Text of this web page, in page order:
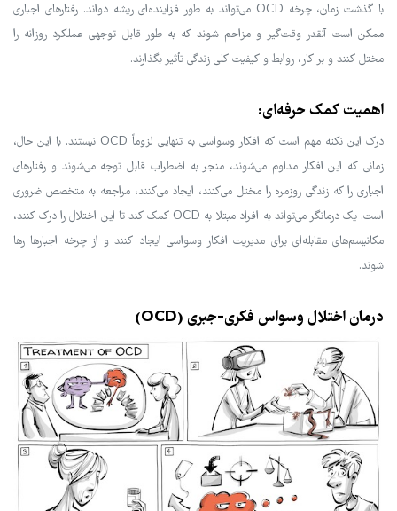
با گذشت زمان، چرخه OCD می‌تواند به طور فزاینده‌ای ریشه دواند. رفتارهای اجباری
ممکن است آنقدر وقت‌گیر و مزاحم شوند که به طور قابل توجهی عملکرد روزانه را
مختل کنند و بر کار، روابط و کیفیت کلی زندگی تأثیر بگذارند.
اهمیت کمک حرفه‌ای:
درک این نکته مهم است که افکار وسواسی به تنهایی لزوماً OCD نیستند. با این حال،
زمانی که این افکار مداوم می‌شوند، منجر به اضطراب قابل توجه می‌شوند و رفتارهای
اجباری را که زندگی روزمره را مختل می‌کنند، ایجاد می‌کنند، مراجعه به متخصص ضروری
است. یک درمانگر می‌تواند به افراد مبتلا به OCD کمک کند تا این اختلال را درک کنند،
مکانیسم‌های مقابله‌ای برای مدیریت افکار وسواسی ایجاد کنند و از چرخه اجبارها رها
شوند.
درمان اختلال وسواس فکری-جبری (OCD)